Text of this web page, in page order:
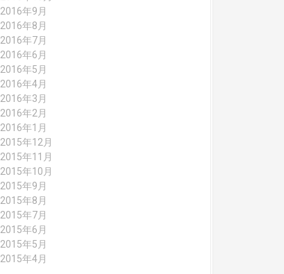
2016年9月
2016年8月
2016年7月
2016年6月
2016年5月
2016年4月
2016年3月
2016年2月
2016年1月
2015年12月
2015年11月
2015年10月
2015年9月
2015年8月
2015年7月
2015年6月
2015年5月
2015年4月